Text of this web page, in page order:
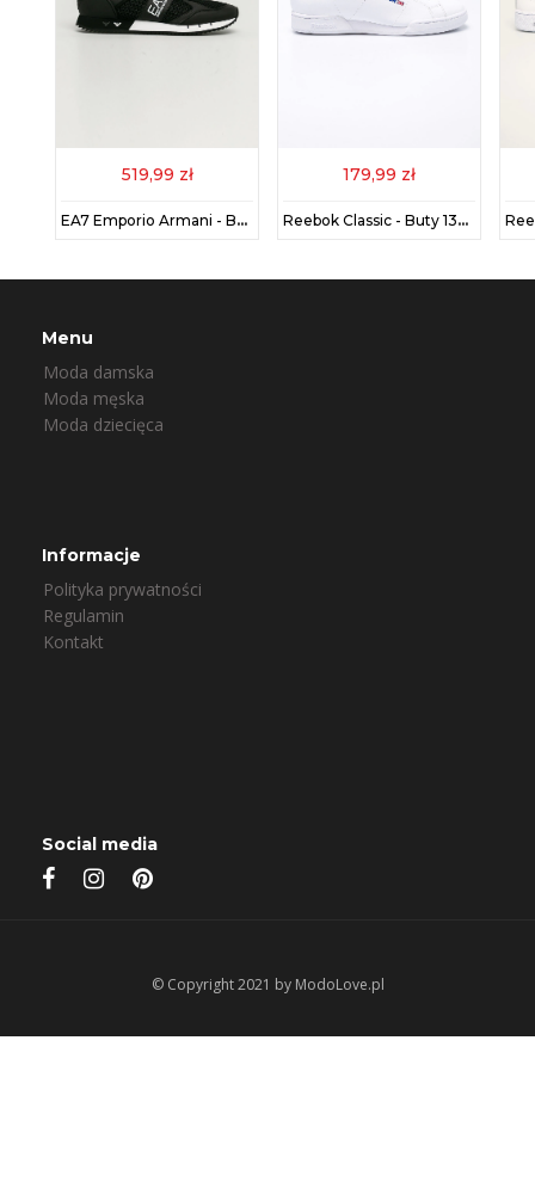
519,99 zł
EA7 Emporio Armani - Buty XK050.X8X027
179,99 zł
Reebok Classic - Buty 1354 1354-WHITE/WHIT
Menu
Moda damska
Moda męska
Moda dziecięca
Informacje
Polityka prywatności
Regulamin
Kontakt
Social media
© Copyright 2021 by ModoLove.pl